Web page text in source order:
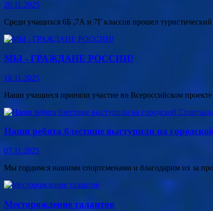
20.11.2025
Среди учащихся 6Б ,7А и 7Г классов прошел
МЫ - ГРАЖДАНЕ РОССИИ!
18.11.2025
Наши учащиеся приняли участие во Всероссийском
Наши ребята блестяще выступили на
07.11.2025
Мы гордимся нашими спортсменами и благодарим их за
Месторождение талантов